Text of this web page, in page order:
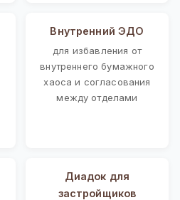
Внутренний ЭДО
для избавления от
внутреннего бумажного
хаоса и согласования
между отделами
Диадок для
застройщиков